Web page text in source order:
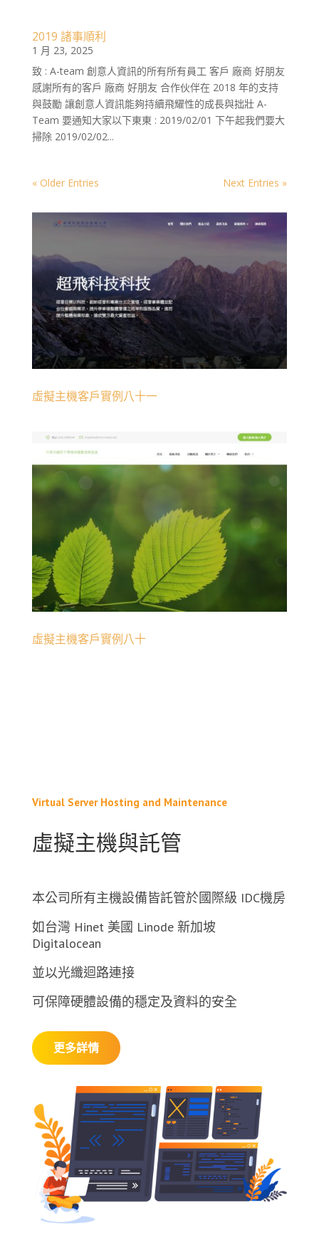
2019 諸事順利
1 月 23, 2025
致 : A-team 創意人資訊的所有所有員工 客戶 廠商 好朋友
感謝所有的客戶 廠商 好朋友 合作伙伴在 2018 年的支持
與鼓勵 讓創意人資訊能夠持續飛耀性的成長與拙壯 A-
Team 要通知大家以下東東 : 2019/02/01 下午起我們要大
掃除 2019/02/02...
« Older Entries Next Entries »
虛擬主機客戶實例八十一
虛擬主機客戶實例八十
Virtual Server Hosting and Maintenance
虛擬主機與託管
本公司所有主機設備皆託管於國際級 IDC機房
如台灣 Hinet 美國 Linode 新加坡
Digitalocean
並以光纖迴路連接
可保障硬體設備的穩定及資料的安全
更多詳情